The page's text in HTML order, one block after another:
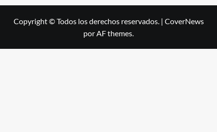
Copyright © Todos los derechos reservados. | CoverNews
por AF themes.